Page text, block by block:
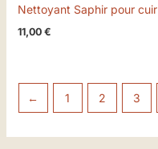
Nettoyant Saphir pour cuir
11,00 €
← 1 2 3